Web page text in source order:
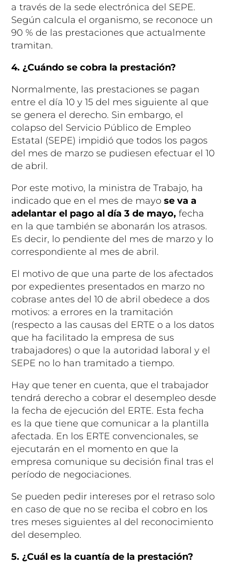
a través de la sede electrónica del SEPE.
Según calcula el organismo, se reconoce un
90 % de las prestaciones que actualmente
tramitan.
4. ¿Cuándo se cobra la prestación?
Normalmente, las prestaciones se pagan
entre el día 10 y 15 del mes siguiente al que
se genera el derecho. Sin embargo, el
colapso del Servicio Público de Empleo
Estatal (SEPE) impidió que todos los pagos
del mes de marzo se pudiesen efectuar el 10
de abril.
Por este motivo, la ministra de Trabajo, ha
indicado que en el mes de mayose va a
adelantar el pago al día 3 de mayo,fecha
en la que también se abonarán los atrasos.
Es decir, lo pendiente del mes de marzo y lo
correspondiente al mes de abril.
El motivo de que una parte de los afectados
por expedientes presentados en marzo no
cobrase antes del 10 de abril obedece a dos
motivos: a errores en la tramitación
(respecto a las causas del ERTE o a los datos
que ha facilitado la empresa de sus
trabajadores) o que la autoridad laboral y el
SEPE no lo han tramitado a tiempo.
Hay que tener en cuenta, que el trabajador
tendrá derecho a cobrar el desempleo desde
la fecha de ejecución del ERTE. Esta fecha
es la que tiene que comunicar a la plantilla
afectada. En los ERTE convencionales, se
ejecutarán en el momento en que la
empresa comunique su decisión final tras el
período de negociaciones.
Se pueden pedir intereses por el retraso solo
en caso de que no se reciba el cobro en los
tres meses siguientes al del reconocimiento
del desempleo.
5. ¿Cuál es la cuantía de la prestación?